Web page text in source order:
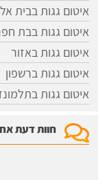
איטום גגות בבית
איטום גגות בבת
איטום גגות באזור
איטום גגות ברשפון
איטום גגות
חוות דעת